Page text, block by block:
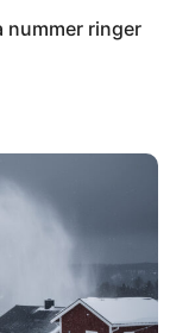
nummer ringer